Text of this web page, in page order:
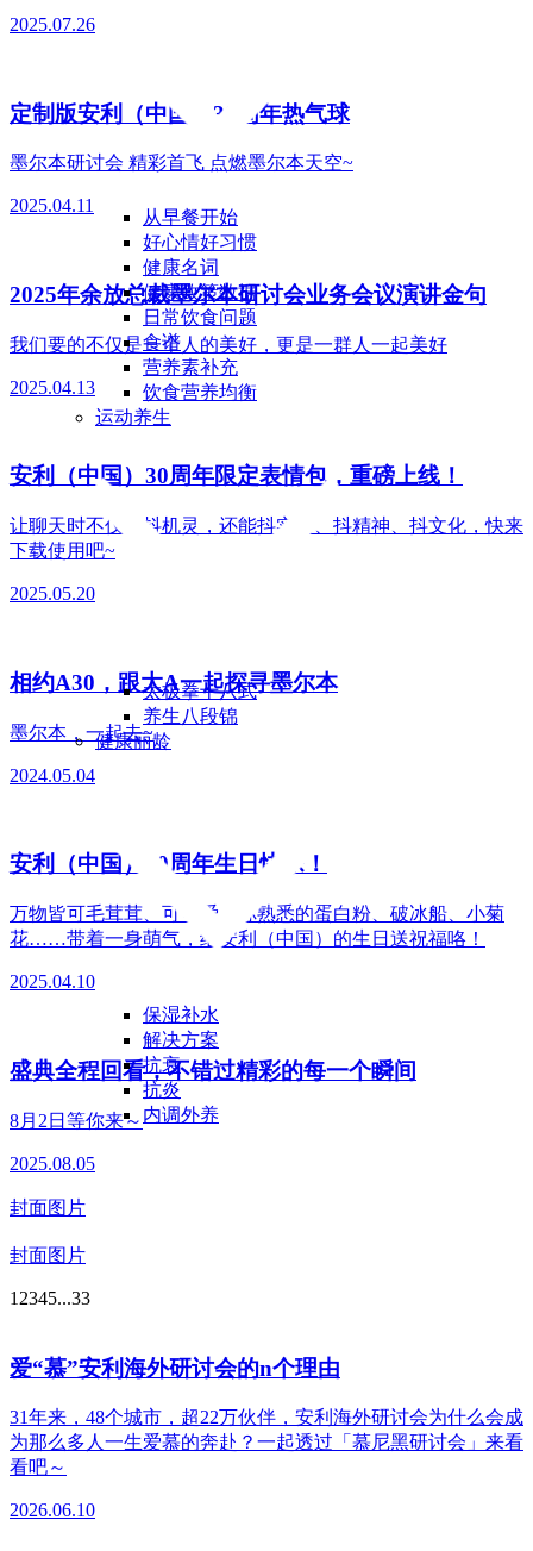
2025.07.26
定制版安利（中国）30周年热气球
墨尔本研讨会 精彩首飞 点燃墨尔本天空~
2025.04.11
2025年余放总裁墨尔本研讨会业务会议演讲金句
我们要的不仅是一个人的美好，更是一群人一起美好
2025.04.13
安利（中国）30周年限定表情包，重磅上线！
让聊天时不仅能抖机灵，还能抖实力、抖精神、抖文化，快来
下载使用吧~
2025.05.20
相约A30，跟大A一起探寻墨尔本
墨尔本，一起去~
2024.05.04
安利（中国）30周年生日快乐！
万物皆可毛茸茸、可可爱！你熟悉的蛋白粉、破冰船、小菊
花……带着一身萌气，给安利（中国）的生日送祝福咯！
2025.04.10
盛典全程回看，不错过精彩的每一个瞬间
8月2日等你来～
2025.08.05
封面图片
封面图片
1 2345...33
从早餐开始
好心情好习惯
健康名词
健康政策数据
日常饮食问题
食谱
营养素补充
饮食营养均衡
运动养生
太极拳十八式
养生八段锦
健康丽龄
保湿补水
解决方案
抗衰
抗炎
内调外养
爱“慕”安利海外研讨会的n个理由
31年来，48个城市，超22万伙伴，安利海外研讨会为什么会成
为那么多人一生爱慕的奔赴？一起透过「慕尼黑研讨会」来看
看吧～
2026.06.10